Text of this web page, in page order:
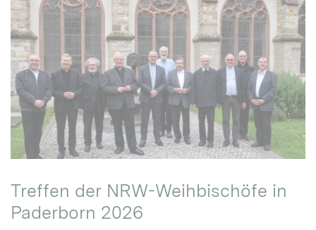
Treffen der NRW-Weihbischöfe in
Paderborn 2026